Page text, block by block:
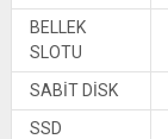
BELLEK
SLOTU
SABİT DİSK
SSD